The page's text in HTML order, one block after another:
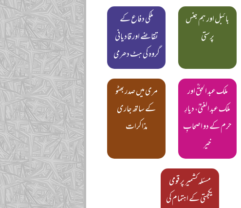
بائبل اور ہم جنس
پرستی
ملکی دفاع کے
تقاضے اور قادیانی
گروہ کی ہٹ دھرمی
ملک عبد الحقؒ اور
ملک عبد الغنیؒ، دیارِ
حرم کے دو اصحابِ
خیر
مری میں صدر بھٹو
کے ساتھ جاری
مذاکرات
مسئلہ کشمیر پر قومی
یکجہتی کے اہتمام کی